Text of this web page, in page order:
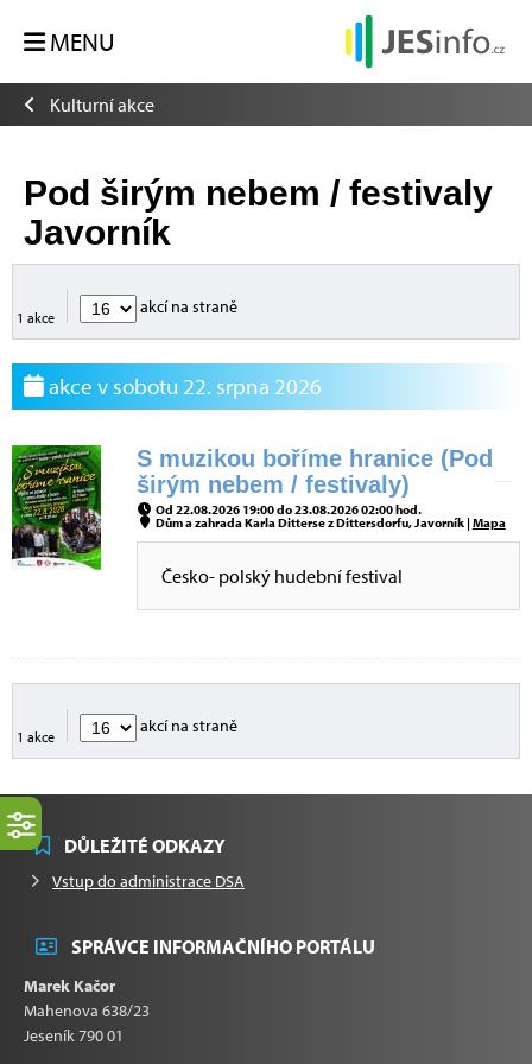
MENU
Kulturní akce
Pod širým nebem / festivaly
Javorník
1 akce
akcí na straně
akce v sobotu 22. srpna 2026
S muzikou boříme hranice (Pod
širým nebem / festivaly)
Od 22.08.2026 19:00 do 23.08.2026 02:00 hod.
Dům a zahrada Karla Ditterse z Dittersdorfu, Javorník |Mapa
Česko- polský hudební festival
1 akce
akcí na straně
DŮLEŽITÉ ODKAZY
Vstup do administrace DSA
SPRÁVCE INFORMAČNÍHO PORTÁLU
Marek Kačor
Mahenova 638/23
Jeseník 790 01